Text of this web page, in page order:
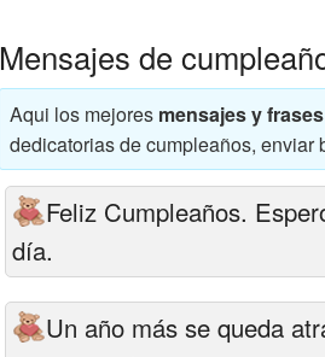
Mensajes de
Aqui los mejores mensajes y
dedicatorias de cumpleaños,
Feliz Cumpleaños.
día.
Un año más se queda